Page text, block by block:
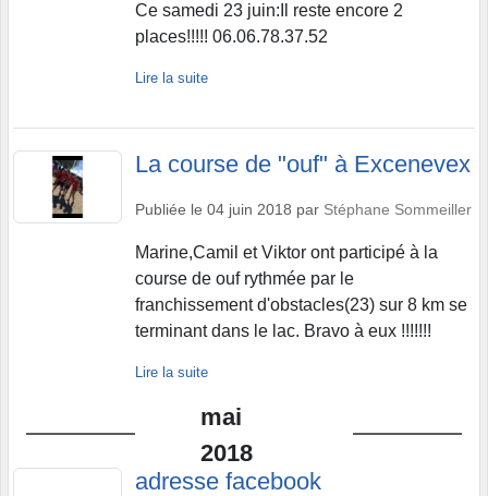
Ce samedi 23 juin:Il reste encore 2
places!!!!! 06.06.78.37.52
Lire la suite
La course de "ouf" à Excenevex
Publiée le 04 juin 2018 par Stéphane Sommeiller
Marine,Camil et Viktor ont participé à la
course de ouf rythmée par le
franchissement d'obstacles(23) sur 8 km se
terminant dans le lac. Bravo à eux !!!!!!!
Lire la suite
mai
2018
adresse facebook